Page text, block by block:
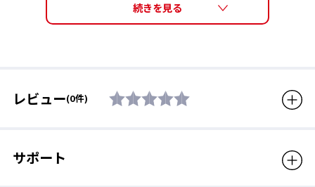
※パーツ・各種アクセサリー
っておりません。
レビュー(0件)
サポート